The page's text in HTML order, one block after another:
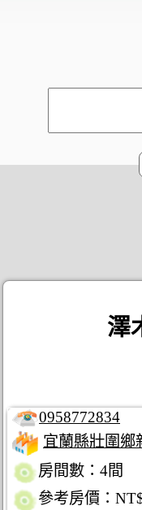
澤
0958772834
宜蘭縣壯圍鄉
房間數：4間
參考房價：